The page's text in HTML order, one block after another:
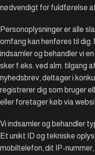
nødvendigt for fuldførelse
Personoplysninger er alle
omfang kan henføres til
indsamler og behandler vi
sker f.eks. ved alm. tilgang
nyhedsbrev, deltager i
registrerer dig som bruger
eller foretager køb via
Vi indsamler og behandler
Et unikt ID og tekniske
mobiltelefon, dit IP-